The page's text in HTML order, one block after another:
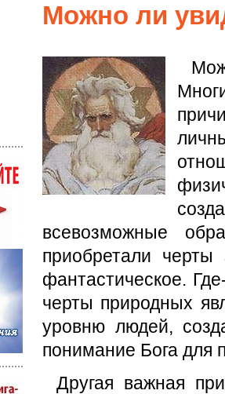
Можно ли
всевозможные
приобретали
фантастическое.
черты природных
уровню людей,
понимание Бога для
Другая важная